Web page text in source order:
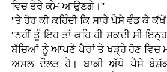
ਵਿਚ ਤੇਰੇ ਕੰਮ ਆਉਣਗੇ।''
''ਤੇ ਹੋਰ ਕੀ ਕਹਿੰਦੀ ਕਿ ਸਾਰੇ ਪੈਸੇ ਵੰਡ ਕੇ
''ਨਹੀਂ ਤੂੰ ਇਹ ਤਾਂ ਕਹਿ ਹੀ ਸਕਦੀ ਸੀ
ਬੱਚਿਆਂ ਨੂੰ ਆਪਣੇ ਪੈਰਾਂ ਤੇ ਖੜ੍ਹੇ ਹੋਣ ਵਿਚ
ਅਸਲ ਦੌਲਤ ਹੈ। ਬਾਕੀ ਅੱਧੇ ਪੈਸੇ